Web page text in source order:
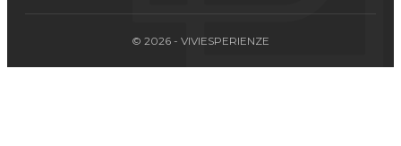
© 2026 - VIVIESPERIENZE